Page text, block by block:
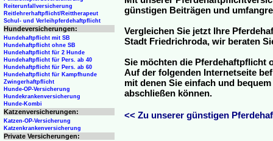
günstigen Beiträgen und
Vergleichen Sie jetzt Ihre
Stadt Friedrichroda, wir beraten
Sie möchten die Pferdehaftpflicht
Auf der folgenden Internetseite
mit denen Sie einfach und
abschließen können.
<< Zu unserer günstigen
Reiterunfallversicherung
Reitlehrerhaftpflicht/Reittherapeut
Schul- und Verleihpferdehaftpflicht
Hundeversicherungen:
Hundehaftpflicht mit SB
Hundehaftpflicht ohne SB
Hundehaftpflicht für 2 Hunde
Hundehaftpflicht für Pers. ab 40
Hundehaftpflicht für Pers. ab 60
Hundehaftpflicht für Kampfhunde
Zwingerhaftpflicht
Hunde-OP-Versicherung
Hundekrankenversicherung
Hunde-Kombi
Katzenversicherungen:
Katzen-OP-Versicherung
Katzenkrankenversicherung
Private Versicherungen: